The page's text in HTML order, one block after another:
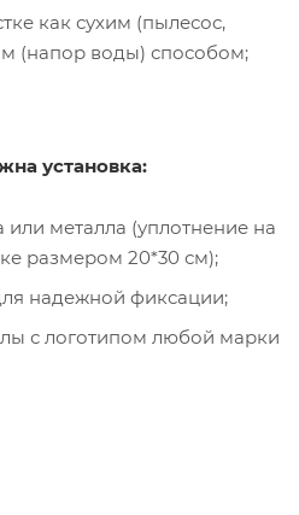
как сухим (пылесос,
(напор воды) способом;
установка:
или металла (уплотнение на
размером 20*30 см);
надежной фиксации;
с логотипом любой марки